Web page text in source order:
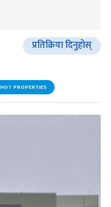
प्रतिक्रिया दिनुहोस्
HOT PROPERTIES